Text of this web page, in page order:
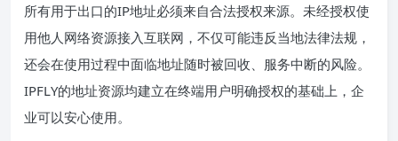
所有用于出口的IP地址必须来自合法授权来源。未经授权使
用他人网络资源接入互联网，不仅可能违反当地法律法规，
还会在使用过程中面临地址随时被回收、服务中断的风险。
IPFLY的地址资源均建立在终端用户明确授权的基础上，企
业可以安心使用。